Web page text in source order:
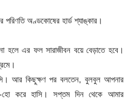
অণ্ডকোষের হার্ড শ্যাঙ্কার।
না হলে এর ফল সারাজীবন বয়ে বেড়াতে হবে।
হাসি। আর কিছুক্ষণ পর বলতেন, বুলবুল আপনার
হো করে হাসি। সপ্তম দিন থেকে আমার